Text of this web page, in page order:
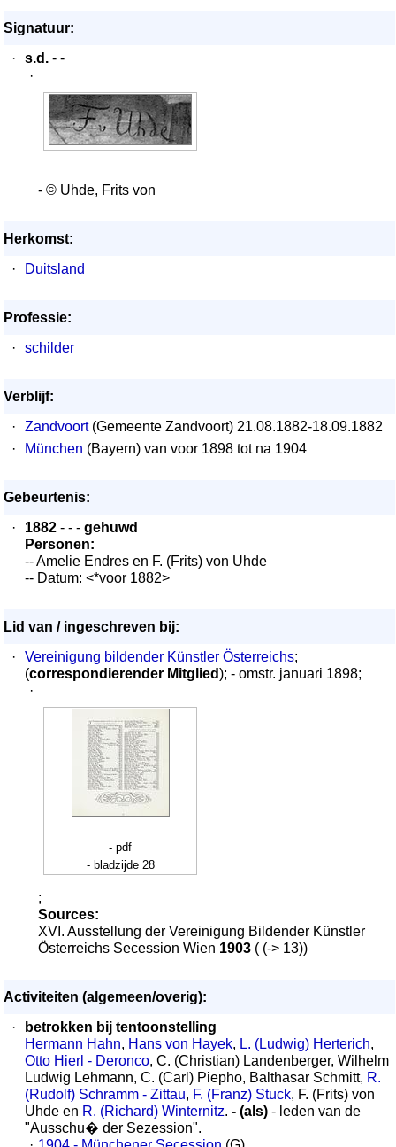
Signatuur:
·
s.d. - -
·
- © Uhde, Frits von
Herkomst:
·
Duitsland
Professie:
·
schilder
Verblijf:
·
Zandvoort(Gemeente Zandvoort) 21.08.1882-18.09.1882
·
München (Bayern) van voor 1898 tot na 1904
Gebeurtenis:
·
1882 - - - gehuwd
Personen:
-- Amelie Endres en F. (Frits) von Uhde
-- Datum: <*voor 1882>
Lid van / ingeschreven bij:
·
Vereinigung bildender Künstler Österreichs;
(correspondierender Mitglied); - omstr. januari 1898;
·
- pdf
- bladzijde 28
;
Sources:
XVI. Ausstellung der Vereinigung Bildender Künstler
Österreichs Secession Wien 1903 ( (-> 13))
Activiteiten (algemeen/overig):
·
betrokken bij tentoonstelling
Hermann Hahn, Hans von Hayek, L. (Ludwig) Herterich,
Otto Hierl - Deronco, C. (Christian) Landenberger, Wilhelm
Ludwig Lehmann, C. (Carl) Piepho, Balthasar Schmitt, R.
(Rudolf) Schramm - Zittau, F. (Franz) Stuck, F. (Frits) von
Uhde en R. (Richard) Winternitz. - (als) - leden van de
"Ausschu� der Sezession".